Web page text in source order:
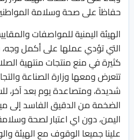
حفاظاً على صحة وسلامة
الهيئة اليمنية للمواصفات
التي تؤدي عملها على أكمل
كثيرة في منع منتجات منتهية
تتعرض ومعها وزارة الصناعة
شديدة، ومتصاعدة يوم بعد آخر،
الضخمة من الدقيق الفاسد إلى
اليمن، دون اي اعتبار لصحة
علينا جميعا الوقوف مع الهيئة